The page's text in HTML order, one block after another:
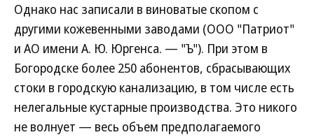
Однако нас записали в виноватые скопом с
другими кожевенными заводами (ООО "Патриот"
и АО имени А. Ю. Юргенса. — "Ъ"). При этом в
Богородске более 250 абонентов, сбрасывающих
стоки в городскую канализацию, в том числе есть
нелегальные кустарные производства. Это никого
не волнует — весь объем предполагаемого